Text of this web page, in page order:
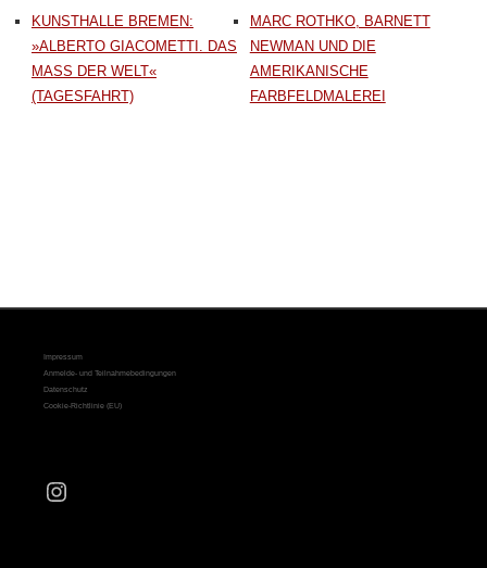
KUNSTHALLE BREMEN:
»ALBERTO GIACOMETTI. DAS
MASS DER WELT«
(TAGESFAHRT)
MARC ROTHKO, BARNETT
NEWMAN UND DIE
AMERIKANISCHE
FARBFELDMALEREI
Impressum
Anmelde- und Teilnahmebedingungen
Datenschutz
Cookie-Richtlinie (EU)
Instagram